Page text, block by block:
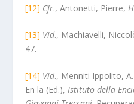
[12] Cfr., Antonetti, Pierre,
[13] Vid., Machiavelli,
47.
[14] Vid., Menniti Ippolito,
En la (Ed.),Istituto della